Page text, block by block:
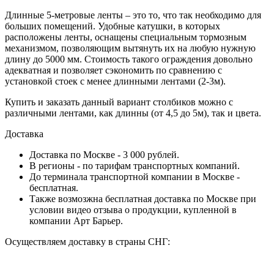
Длинные 5-метровые ленты – это то, что так необходимо для
больших помещений. Удобные катушки, в которых
расположены ленты, оснащены специальным тормозным
механизмом, позволяющим вытянуть их на любую нужную
длину до 5000 мм. Стоимость такого ограждения довольно
адекватная и позволяет сэкономить по сравнению с
установкой стоек с менее длинными лентами (2-3м).
Купить и заказать данный вариант столбиков можно с
различными лентами, как длинны (от 4,5 до 5м), так и цвета.
Доставка
Доставка по Москве - 3 000 рублей.
В регионы - по тарифам транспортных компаний.
До терминала транспортной компании в Москве -
бесплатная.
Также возмозжна бесплатная доставка по Москве при
условии видео отзыва о продукции, купленной в
компании Арт Барьер.
Осуществляем доставку в страны СНГ: